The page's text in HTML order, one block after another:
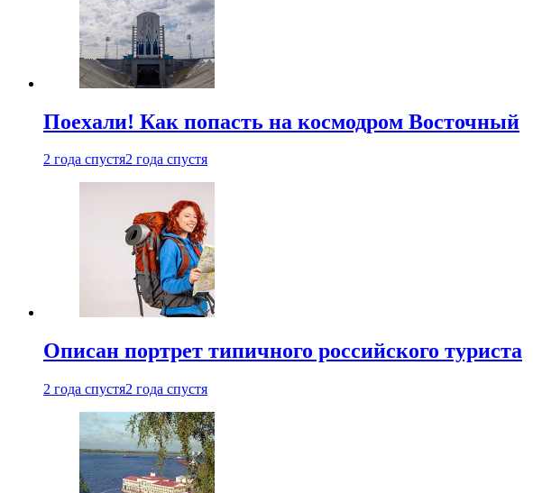
Поехали! Как попасть на космодром Восточный
2 года спустя2 года спустя
Описан портрет типичного российского туриста
2 года спустя2 года спустя